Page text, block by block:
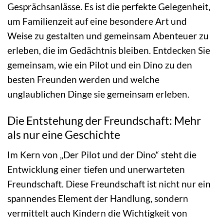
Gesprächsanlässe. Es ist die perfekte Gelegenheit,
um Familienzeit auf eine besondere Art und
Weise zu gestalten und gemeinsam Abenteuer zu
erleben, die im Gedächtnis bleiben. Entdecken Sie
gemeinsam, wie ein Pilot und ein Dino zu den
besten Freunden werden und welche
unglaublichen Dinge sie gemeinsam erleben.
Die Entstehung der Freundschaft: Mehr
als nur eine Geschichte
Im Kern von „Der Pilot und der Dino“ steht die
Entwicklung einer tiefen und unerwarteten
Freundschaft. Diese Freundschaft ist nicht nur ein
spannendes Element der Handlung, sondern
vermittelt auch Kindern die Wichtigkeit von